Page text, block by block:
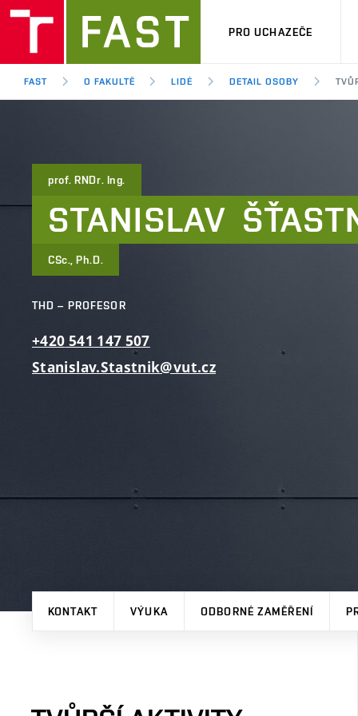
PRO UCHAZEČE
FAST O FAKULTĚ LIDÉ DETAIL OSOBY
prof. RNDr. Ing.
STANISLAV
CSc., Ph.D.
THD – PROFESOR
+420 541 147 507
Stanislav.Stastnik@vut.cz
KONTAKT VÝUKA ODBORNÉ ZAMĚŘENÍ